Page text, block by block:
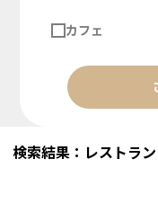
カフェ
検索結果：レストラ